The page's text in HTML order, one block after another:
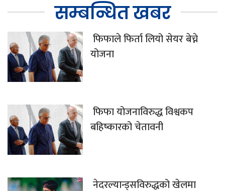
सम्बन्धित खबर
फिफाले फिर्ता लियो सेयर बेच्ने
योजना
फिफा योजनाविरुद्ध विश्वकप
बहिष्कारको चेतावनी
नेदरल्यान्ड्सविरुद्धको खेलमा